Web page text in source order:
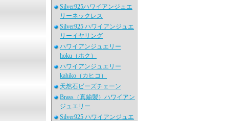
Silver925ハワイアンジュエ
リーネックレス
Silver925 ハワイアンジュエ
リーイヤリング
ハワイアンジュエリー
hoku（ホク）
ハワイアンジュエリー
kahiko（カヒコ）
天然石ビーズチェーン
Brass（真鍮製）ハワイアン
ジュエリー
Silver925 ハワイアンジュエ